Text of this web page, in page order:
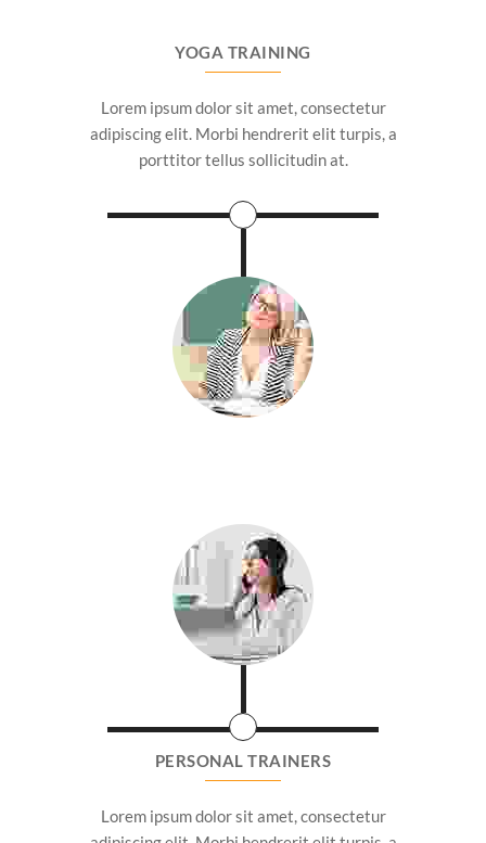
YOGA TRAINING
Lorem ipsum dolor sit amet, consectetur
adipiscing elit. Morbi hendrerit elit turpis, a
porttitor tellus sollicitudin at.
PERSONAL TRAINERS
Lorem ipsum dolor sit amet, consectetur